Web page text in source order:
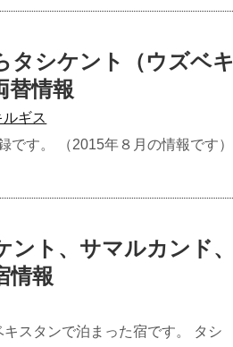
タシケント（ウズベキ
替情報
ルギス
です。 （2015年８月の情報です）
ト、サマルカンド、
情報
スタンで泊まった宿です。 タシ